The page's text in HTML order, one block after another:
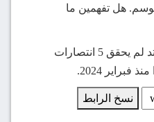
هل تفهمين ما
جدير بالذكر أن مانشستر يونايتد لم يحقق 5 انتصارات
نسخ الرابط